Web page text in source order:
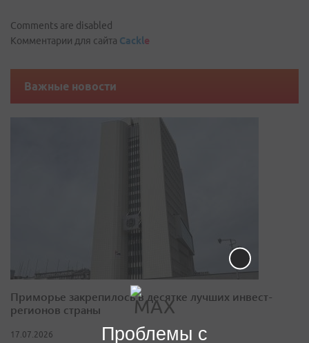
Comments are disabled
Комментарии для сайта Cackle
Важные новости
Приморье закрепилось в десятке лучших инвест-
регионов страны
17.07.2026 Проблемы с